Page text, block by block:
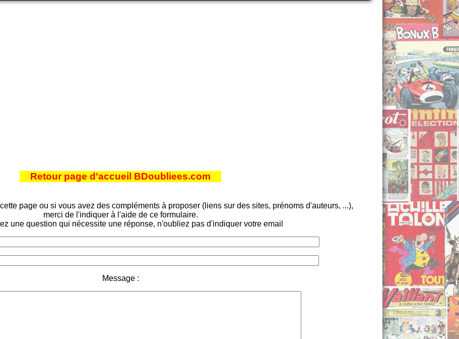
Retour page d'accueil BDoubliees.com
page ou si vous avez des compléments à proposer (liens sur des sites, prénoms d'auteurs, ...),
merci de l'indiquer à l'aide de ce formulaire.
une question qui nécessite une réponse, n'oubliez pas d'indiquer votre email
Message :